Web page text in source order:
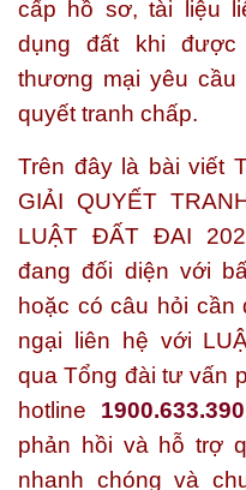
cấp hồ sơ, tài liệu
dụng đất khi
thương mại yêu
quyết tranh chấp.
Trên đây là bài viết
GIẢI QUYẾT
LUẬT ĐẤT ĐAI
đang đối diện với
hoặc có câu hỏi
ngại liên hệ với
qua Tổng đài tư vấn
hotline 1900.633.390
phản hồi và hỗ trợ
nhanh chóng và